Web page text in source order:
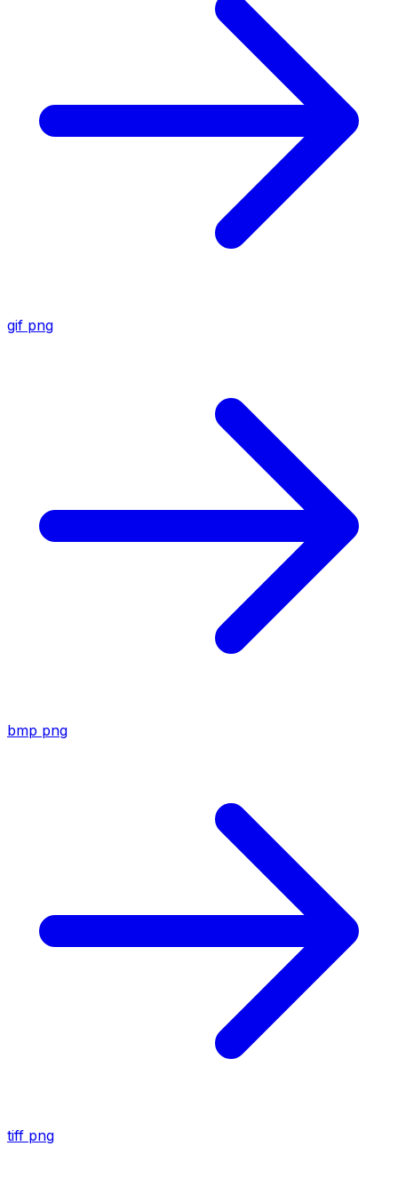
gif png
bmp png
tiff png